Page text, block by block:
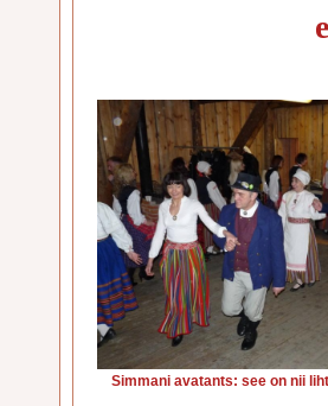
Simmani avatants: